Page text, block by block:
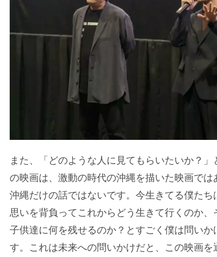
また、「どのような人に見てもらいたいか？
の映画は、激動の時代の沖縄を描いた映画では
沖縄だけの話ではないです。今生きてる僕たち
思いを背負ってこれからどう生きて行くのか
子供達に何を残せるのか？とすごく僕は問いか
す。これは未来への問いかけだと、この映画を